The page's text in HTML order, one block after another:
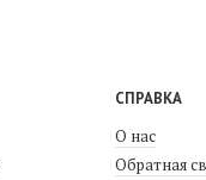
СПРАВКА
О нас
Обратная